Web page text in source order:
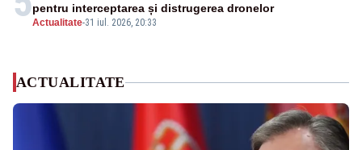
Actualitate-31 iul. 2026, 20:33
pentru interceptarea și distrugerea dronelor
ACTUALITATE